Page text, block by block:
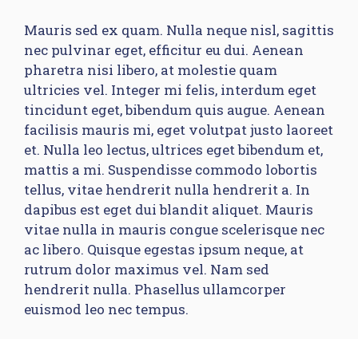
Mauris sed ex quam. Nulla neque nisl, sagittis
nec pulvinar eget, efficitur eu dui. Aenean
pharetra nisi libero, at molestie quam
ultricies vel. Integer mi felis, interdum eget
tincidunt eget, bibendum quis augue. Aenean
facilisis mauris mi, eget volutpat justo laoreet
et. Nulla leo lectus, ultrices eget bibendum et,
mattis a mi. Suspendisse commodo lobortis
tellus, vitae hendrerit nulla hendrerit a. In
dapibus est eget dui blandit aliquet. Mauris
vitae nulla in mauris congue scelerisque nec
ac libero. Quisque egestas ipsum neque, at
rutrum dolor maximus vel. Nam sed
hendrerit nulla. Phasellus ullamcorper
euismod leo nec tempus.